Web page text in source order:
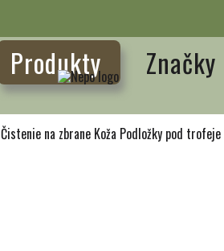
Produkty Značky
Čistenie na zbrane Koža Podložky pod trofeje